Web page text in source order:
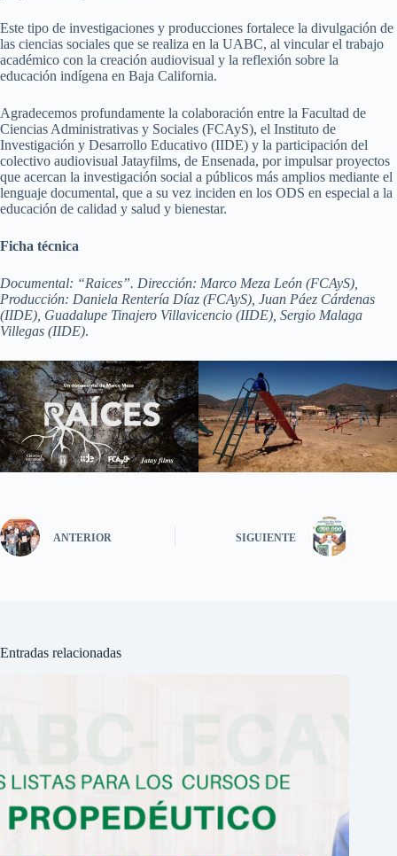
Este tipo de investigaciones y producciones fortalece la divulgación de
las ciencias sociales que se realiza en la UABC, al vincular el trabajo
académico con la creación audiovisual y la reflexión sobre la
educación indígena en Baja California.
Agradecemos profundamente la colaboración entre la Facultad de
Ciencias Administrativas y Sociales (FCAyS), el Instituto de
Investigación y Desarrollo Educativo (IIDE) y la participación del
colectivo audiovisual Jatayfilms, de Ensenada, por impulsar proyectos
que acercan la investigación social a públicos más amplios mediante el
lenguaje documental, que a su vez inciden en los ODS en especial a la
educación de calidad y salud y bienestar.
Ficha técnica
Documental: “Raices”. Dirección: Marco Meza León (FCAyS),
Producción: Daniela Rentería Díaz (FCAyS), Juan Páez Cárdenas
(IIDE), Guadalupe Tinajero Villavicencio (IIDE), Sergio Malaga
Villegas (IIDE).
ANTERIOR SIGUIENTE
Entradas relacionadas